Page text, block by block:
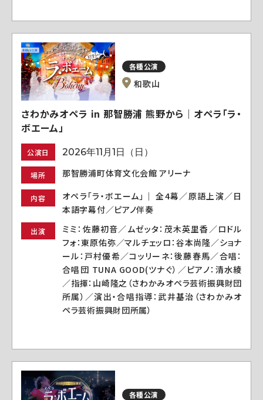
各種公演
和歌山
さわかみオペラ in 那智勝浦 熊野から｜オペラ「ラ・
ボエーム」
公演日 2026年11月1日（日）
場所 那智勝浦町体育文化会館 アリーナ
内容
オペラ「ラ・ボエーム」｜ 全4幕／原語上演／日
本語字幕付／ピアノ伴奏
出演
ミミ：佐藤初音／ムゼッタ：茂木英里香／ロドル
フォ：東原佑弥／マルチェッロ：谷本尚隆／ショナ
ール：戸村優希／コッリーネ：後藤春馬／合唱：
合唱団 TUNA GOOD(ツナぐ）／ピアノ：清水綾
／指揮：山崎隆之（さわかみオペラ芸術振興財団
所属）／演出・合唱指導：武井基治（さわかみオ
ペラ芸術振興財団所属）
各種公演